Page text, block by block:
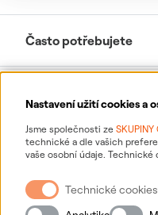
Nastavení užití cookies a
Jsme společnosti ze SKUPINY
technické a dle vašich
vaše osobní údaje.
webové stránky vašim
Pro sběr a zpracování
nám můžete udělit souhlas.
Technické cookies
Často potřebujete
O ČEZ, a. s.
Podpora